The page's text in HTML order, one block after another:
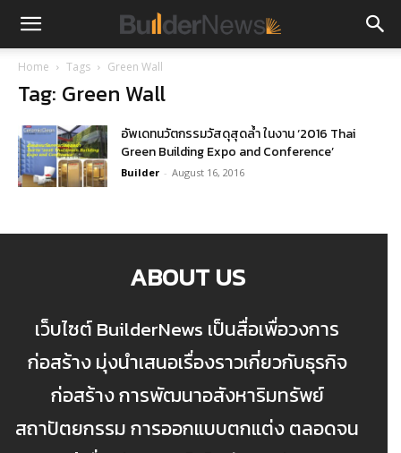
Home Tags Green Wall
Tag: Green Wall
อัพเดทนวัตกรรมวัสดุสุดล้ำ ในงาน ‘2016 Thai
Green Building Expo and Conference’
Builder - August 16, 2016
ABOUT US
เว็บไซต์ BuilderNews เป็นสื่อเพื่อวงการ
ก่อสร้าง มุ่งนำเสนอเรื่องราวเกี่ยวกับธุรกิจ
ก่อสร้าง การพัฒนาอสังหาริมทรัพย์
สถาปัตยกรรม การออกแบบตกแต่ง ตลอดจน